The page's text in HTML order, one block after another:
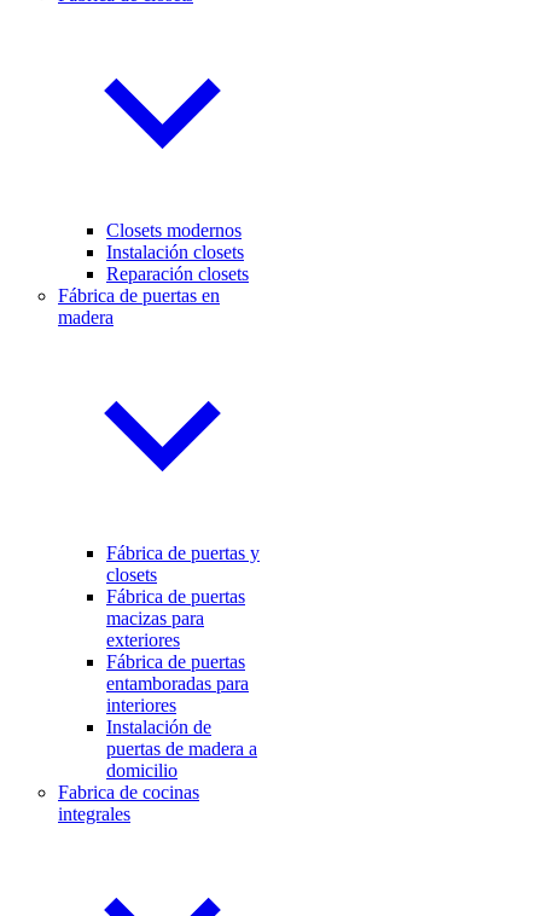
Closets modernos
Instalación closets
Reparación closets
Fábrica de puertas en
madera
Fábrica de puertas y
closets
Fábrica de puertas
macizas para
exteriores
Fábrica de puertas
entamboradas para
interiores
Instalación de
puertas de madera a
domicilio
Fabrica de cocinas
integrales